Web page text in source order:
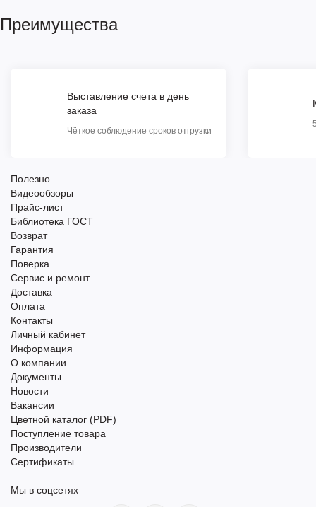
Преимущества
Выставление счета в день
заказа
Чёткое соблюдение сроков отгрузки
Полезно
Видеообзоры
Прайс-лист
Библиотека ГОСТ
Возврат
Гарантия
Поверка
Сервис и ремонт
Доставка
Оплата
Контакты
Личный кабинет
Информация
О компании
Документы
Новости
Вакансии
Цветной каталог (PDF)
Поступление товара
Производители
Сертификаты
Мы в соцсетях